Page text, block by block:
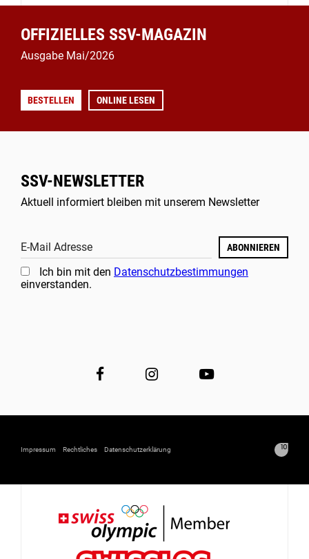
OFFIZIELLES SSV-MAGAZIN
Ausgabe Mai/2026
BESTELLEN ONLINE LESEN
SSV-NEWSLETTER
Aktuell informiert bleiben mit unserem Newsletter
E-Mail Adresse ABONNIEREN
Ich bin mit den Datenschutzbestimmungen
einverstanden.
Impressum Rechtliches Datenschutzerklärung